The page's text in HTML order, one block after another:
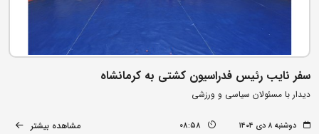
سفر نایب رئیس فدراسیون کشتی به کرمانشاه
دیدار با مسئولان سیاسی و ورزشی
دوشنبه ۸ دی ۱۴۰۴ 08:58 مشاهده بیشتر